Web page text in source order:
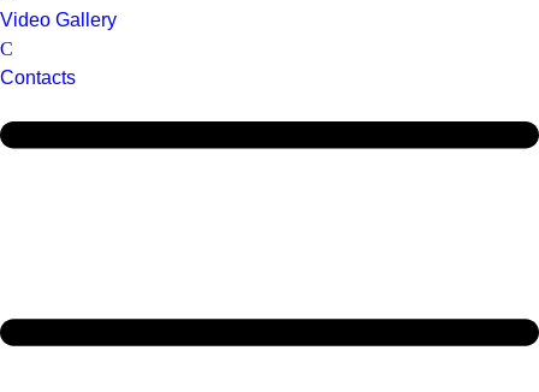
Video Gallery
Contacts